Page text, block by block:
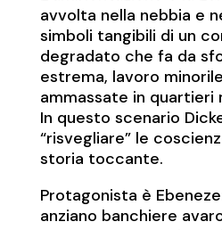
avvolta nella nebbia e
simboli tangibili di un
degradato che fa da
estrema, lavoro
ammassate in quartieri
In questo scenario
“risvegliare” le
storia toccante.
Protagonista è
anziano banchiere